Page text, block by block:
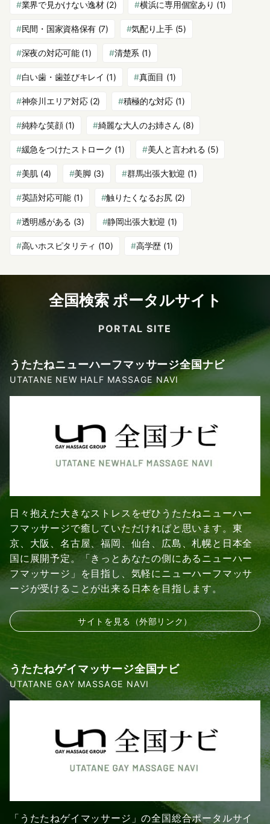
業界で見かけない逸材(2) 横浜に専用個室あり (1)
民間・国家資格保有 (7) 気配り上手(5)
深夜の対応可能(1) 清楚系 (1)
白い歯・歯並びキレイ (1) 真面目 (1)
神奈川エリア対応(2) 積極的な対応(1)
純粋な笑顔(1) 綺麗な大人のお姉さん (8)
緩急をつけたストローク (1) 美人と言われる (5)
美肌 (4) 美脚 (3) 群馬出張大歓迎 (1)
英語対応可能(1) 触りたくなるお尻(2)
透明感がある (3) 静岡出張大歓迎 (1)
高いホスピタリティ (10) 高学歴 (1)
全国検索 ポータルサイト
PORTAL SITE
うたたねニューハーフマッサージ全国ナビ
UTATANE NEW HALF MASSAGE NAVI
日々抱えた大きなストレスをぜひうたたねニューハー
フマッサージで癒していただければと思います。東
京、大阪、名古屋、福岡、仙台、広島、札幌と日本全
国に展開予定。「きっとあなたの側にあるニューハー
フマッサージ」を目指し、気軽にニューハーフマッサ
ージが受けることが出来る日本を目指します。
サイトを見る（外部リンク）
うたたねゲイマッサージ全国ナビ
UTATANE GAY MASSAGE NAVI
「うたたねゲイマッサージ」の全国総合ポータルサイ